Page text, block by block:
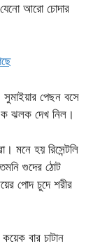
যেনো আরো চোদার
সুমাইয়ার পেছন বসে
ঝলক দেখ নিল।
মনে হয় রিসেন্টলি
গুদের ঠোট
পোদ চুদে শরীর
বার চাটান